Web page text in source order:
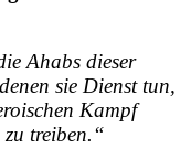
Ahabs dieser
sie Dienst tun,
Kampf
treiben.“